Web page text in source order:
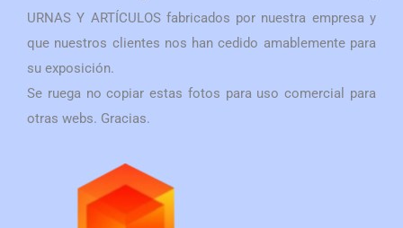
URNAS Y ARTÍCULOS fabricados por nuestra empresa y
que nuestros clientes nos han cedido amablemente para
su exposición.
Se ruega no copiar estas fotos para uso comercial para
otras webs. Gracias.